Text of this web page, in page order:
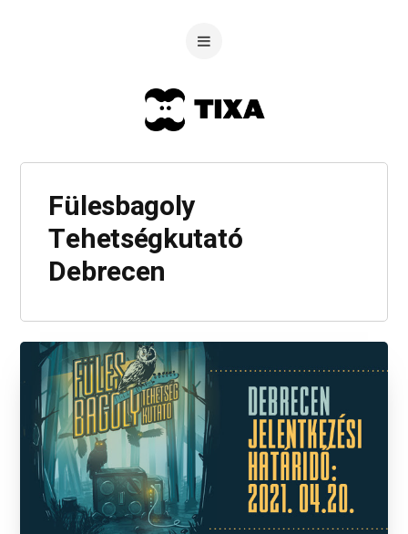
Fülesbagoly
Tehetségkutató
Debrecen